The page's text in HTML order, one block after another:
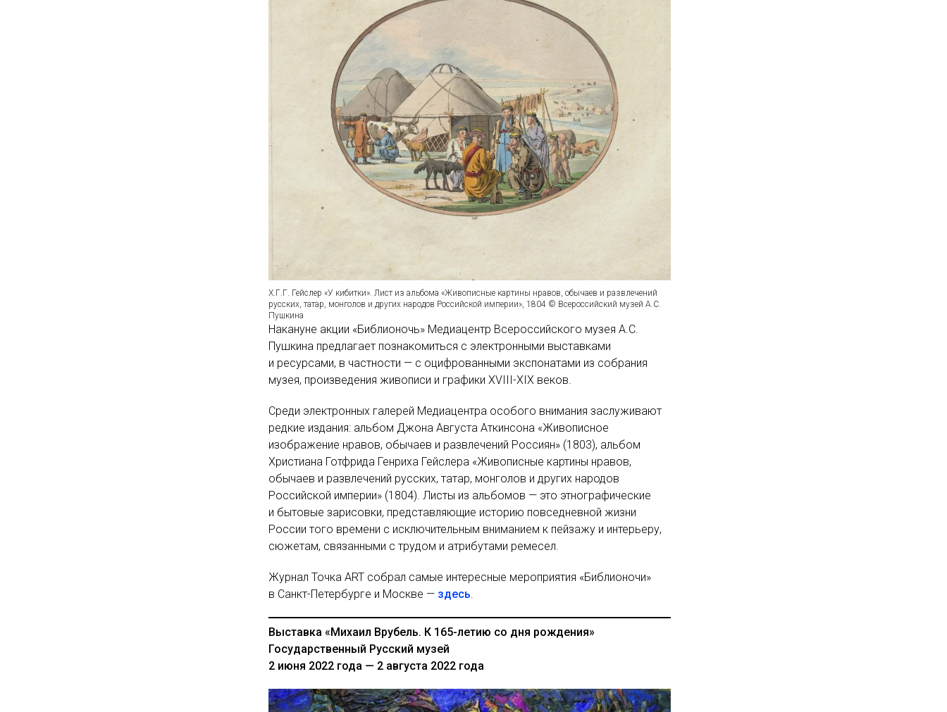
Х.Г.Г. Гейслер «У кибитки». Лист из альбома «Живописные картины нравов, обычаев и развлечений
русских, татар, монголов и других народов Российской империи», 1804 © Всероссийский музей А.С.
Пушкина
Накануне акции «Библионочь» Медиацентр Всероссийского музея А.С.
Пушкина предлагает познакомиться с электронными выставками
и ресурсами, в частности — с оцифрованными экспонатами из собрания
музея, произведения живописи и графики XVIII-XIX веков.
Среди электронных галерей Медиацентра особого внимания заслуживают
редкие издания: альбом Джона Августа Аткинсона «Живописное
изображение нравов, обычаев и развлечений Россиян» (1803), альбом
Христиана Готфрида Генриха Гейслера «Живописные картины нравов,
обычаев и развлечений русских, татар, монголов и других народов
Российской империи» (1804). Листы из альбомов — это этнографические
и бытовые зарисовки, представляющие историю повседневной жизни
России того времени с исключительным вниманием к пейзажу и интерьеру,
сюжетам, связанными с трудом и атрибутами ремесел.
Журнал Точка ART собрал самые интересные мероприятия «Библионочи»
в Санкт-Петербурге и Москве — здесь.
Выставка «Михаил Врубель. К 165-летию со дня рождения»
Государственный Русский музей
2 июня 2022 года — 2 августа 2022 года